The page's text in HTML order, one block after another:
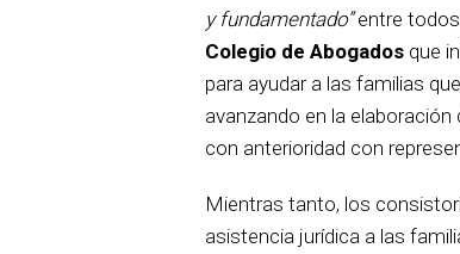
y fundamentado”entre todos
Colegio de Abogados que
para ayudar a las familias
avanzando en la
con anterioridad con
Mientras tanto, los
asistencia jurídica a las